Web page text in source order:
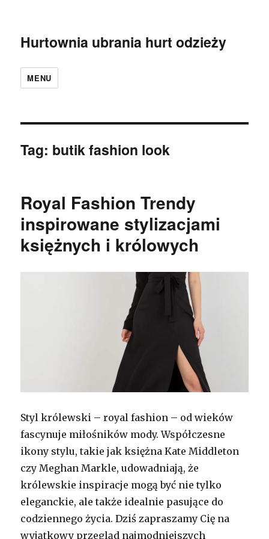
Hurtownia ubrania hurt odzieży
MENU
Tag: butik fashion look
Royal Fashion Trendy
inspirowane stylizacjami
księżnych i królowych
Styl królewski – royal fashion – od wieków
fascynuje miłośników mody. Współczesne
ikony stylu, takie jak księżna Kate Middleton
czy Meghan Markle, udowadniają, że
królewskie inspiracje mogą być nie tylko
eleganckie, ale także idealnie pasujące do
codziennego życia. Dziś zapraszamy Cię na
wyjątkowy przegląd najmodniejszych